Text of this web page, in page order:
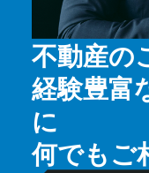
不動産の
経験豊富
に
何でもご